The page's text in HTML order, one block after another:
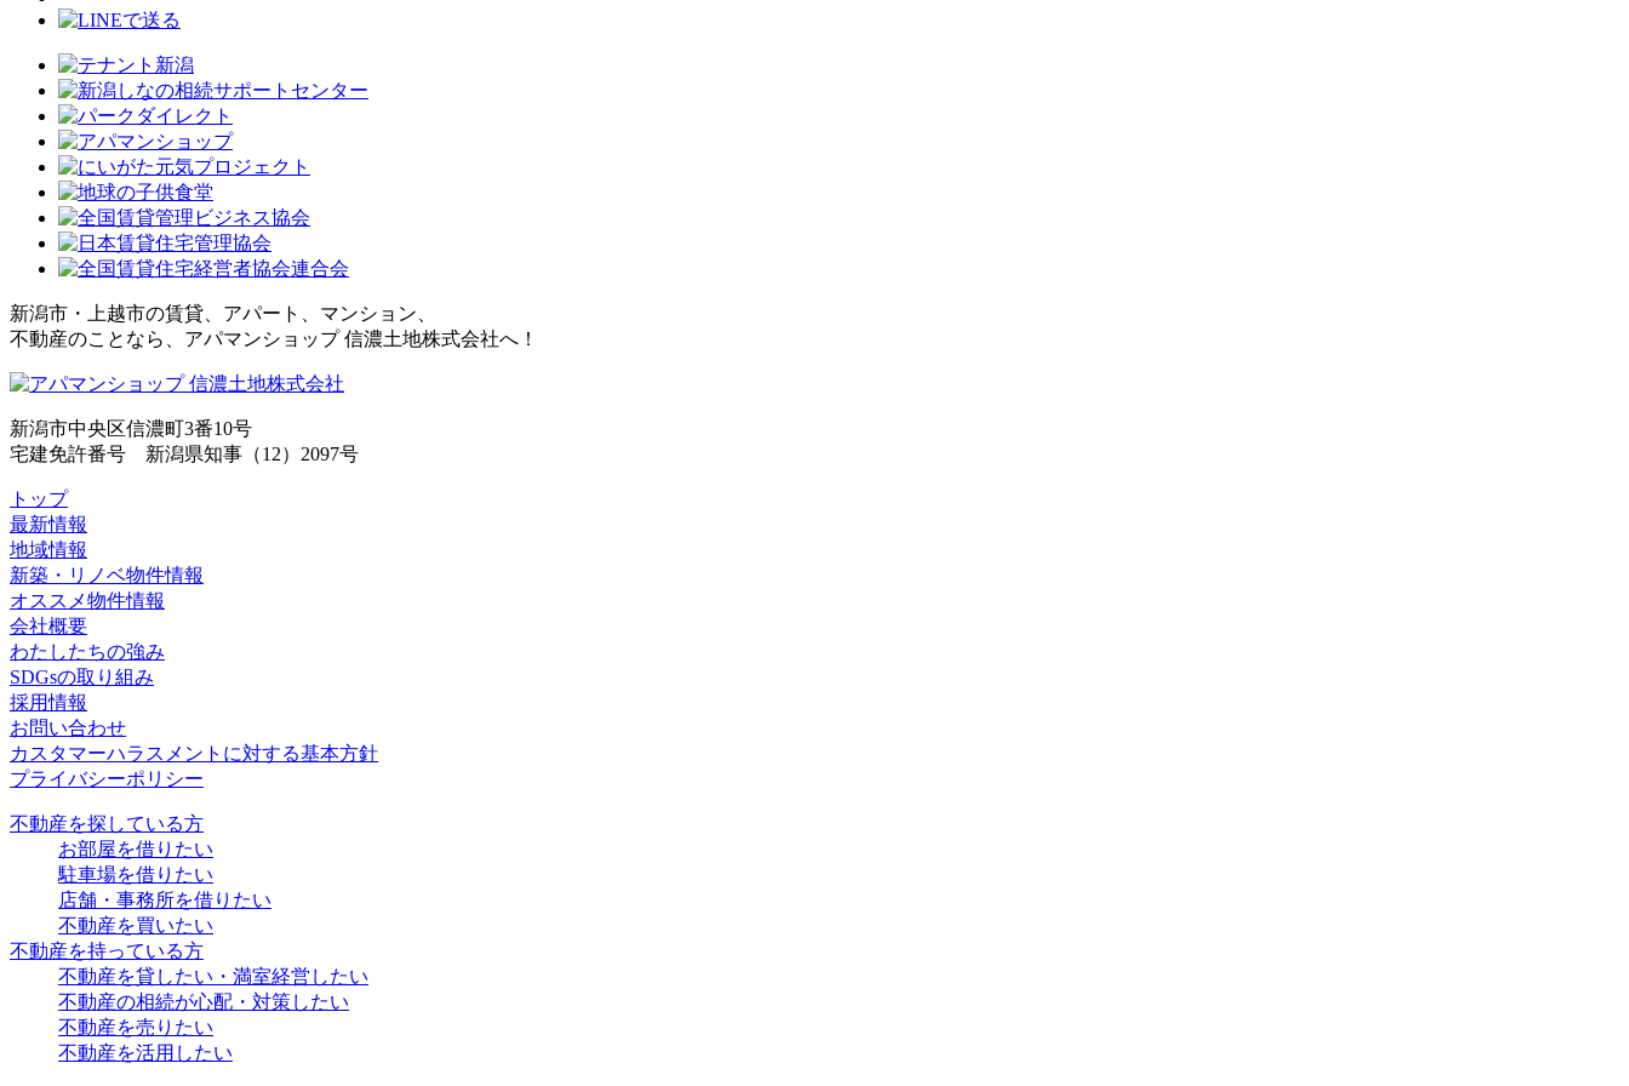
新潟市・上越市の賃貸、アパート、マンション、
不動産のことなら、アパマンショップ 信濃土地株式会社へ！
新潟市中央区信濃町3番10号
宅建免許番号 新潟県知事（12）2097号
トップ
最新情報
地域情報
新築・リノベ物件情報
オススメ物件情報
会社概要
わたしたちの強み
SDGsの取り組み
採用情報
お問い合わせ
カスタマーハラスメントに対する基本方針
プライバシーポリシー
不動産を探している方
お部屋を借りたい
駐車場を借りたい
店舗・事務所を借りたい
不動産を買いたい
不動産を持っている方
不動産を貸したい・満室経営したい
不動産の相続が心配・対策したい
不動産を売りたい
不動産を活用したい